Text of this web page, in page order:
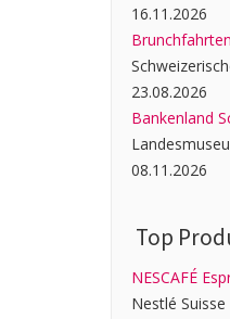
16.11.2026
23.08.2026
Bankenland
08.11.2026
Top
NESCAFÉ
Nestlé Suisse